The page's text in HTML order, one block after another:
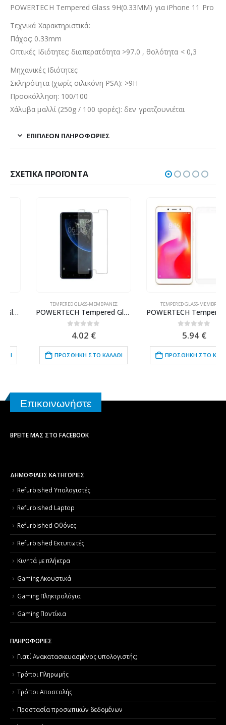
POWERTECH Tempered Glass 9H(0.33MM) για iPhone 11 Pro
Τεχνικά Χαρακτηριστικά:
Πάχος: 0.33mm
Οπτικές Ιδιότητες: διαπερατότητα >97.0 , θολότητα < 0,3
Μηχανικές Ιδιότητες:
Σκληρότητα (χωρίς σιλικόνη PSA): >9H
Προσκόλληση: 100/100
Χάλυβα μαλλί (250g / 100 φορές): δεν γρατζουνιέται
ΕΠΙΠΛΈΟΝ ΠΛΗΡΟΦΟΡΊΕΣ
ΣΧΕΤΙΚΆ ΠΡΟΪΌΝΤΑ
TEMPERED GLASS-ΜΕΜΒΡΆΝΕΣ
POWERTECH Tempered Glass 9H(0.33MM), για Nokia 5
out of 5
ΠΡΟΣΘΉΚΗ ΣΤΟ ΚΑΛΆΘΙ
TEMPERED GLASS-ΜΕΜΒΡΆΝΕΣ
POWERTECH Tempered Glass 5D Full Glue για Xiaomi Redmi 6/6A, White
out of 5
ΠΡΟΣΘΉΚΗ ΣΤΟ ΚΑΛΆΘΙ
Επικοινωνήστε
ΒΡΕΊΤΕ ΜΑΣ ΣΤΟ FACEBOOK
ΔΗΜΟΦΙΛΕΙΣ ΚΑΤΗΓΟΡΙΕΣ
Refurbished Υπολογιστές
Refurbished Laptop
Refurbished Οθόνες
Refurbished Εκτυπωτές
Κινητά με πλήκτρα
Gaming Ακουστικά
Gaming Πληκτρολόγια
Gaming Ποντίκια
ΠΛΗΡΟΦΟΡΙΕΣ
Γιατί Aνακατασκευασμένος υπολογιστής;
Τρόποι Πληρωμής
Τρόποι Αποστολής
Προστασία προσωπικών δεδομένων